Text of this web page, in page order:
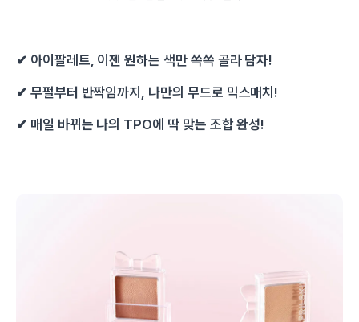
✔ 아이팔레트, 이젠 원하는 색만 쏙쏙 골라 담자!
✔ 무펄부터 반짝임까지, 나만의 무드로 믹스매치!
✔ 매일 바뀌는 나의 TPO에 딱 맞는 조합 완성!